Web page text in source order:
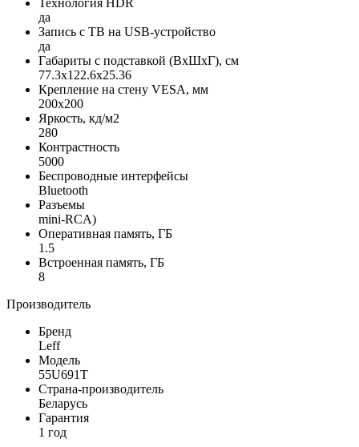
да
Запись с ТВ на USB-устройство
да
Габариты с подставкой (ВxШxГ), см
77.3x122.6x25.36
Крепление на стену VESA, мм
200x200
Яркость, кд/м2
280
Контрастность
5000
Беспроводные интерфейсы
Bluetooth
Разъемы
mini-RCA)
Оперативная память, ГБ
1.5
Встроенная память, ГБ
8
Производитель
Бренд
Leff
Модель
55U691T
Страна-производитель
Беларусь
Гарантия
1 год